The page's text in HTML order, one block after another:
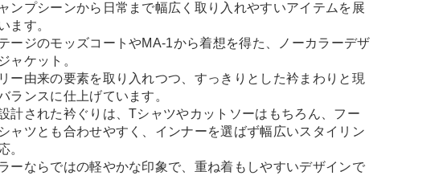
ンプシーンから日常まで幅広く取り入れやすいアイテムを展
ます。
ージのモッズコートやMA-1から着想を得た、ノーカラーデザ
ャケット。
ー由来の要素を取り入れつつ、すっきりとした衿まわりと現
ランスに仕上げています。
計された衿ぐりは、Tシャツやカットソーはもちろん、フー
ャツとも合わせやすく、インナーを選ばず幅広いスタイリン
。
ーならではの軽やかな印象で、重ね着もしやすいデザインで